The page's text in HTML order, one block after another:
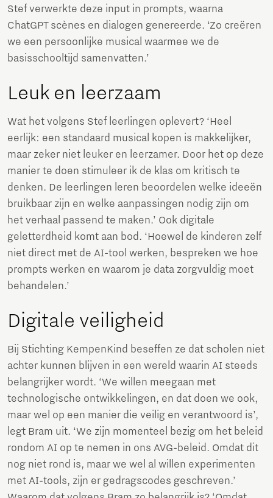
Stef verwerkte deze input in prompts, waarna
ChatGPT scènes en dialogen genereerde. ‘Zo creëren
we een persoonlijke musical waarmee we de
basisschooltijd samenvatten.’
Leuk en leerzaam
Wat het volgens Stef leerlingen oplevert? ‘Heel
eerlijk: een standaard musical kopen is makkelijker,
maar zeker niet leuker en leerzamer. Door het op deze
manier te doen stimuleer ik de klas om kritisch te
denken. De leerlingen leren beoordelen welke ideeën
bruikbaar zijn en welke aanpassingen nodig zijn om
het verhaal passend te maken.’ Ook digitale
geletterdheid komt aan bod. ‘Hoewel de kinderen zelf
niet direct met de AI-tool werken, bespreken we hoe
prompts werken en waarom je data zorgvuldig moet
behandelen.’
Digitale veiligheid
Bij Stichting KempenKind beseffen ze dat scholen niet
achter kunnen blijven in een wereld waarin AI steeds
belangrijker wordt. ‘We willen meegaan met
technologische ontwikkelingen, en dat doen we ook,
maar wel op een manier die veilig en verantwoord is’,
legt Bram uit. ‘We zijn momenteel bezig om het beleid
rondom AI op te nemen in ons AVG-beleid. Omdat dit
nog niet rond is, maar we wel al willen experimenten
met AI-tools, zijn er gedragscodes geschreven.’